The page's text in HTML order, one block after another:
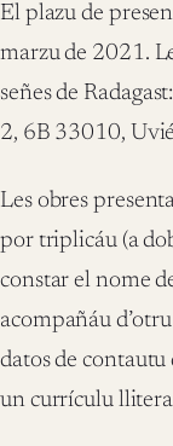
El plazu de
marzu de 2021.
señes de
2, 6B 33010,
Les obres
por triplicáu (a
constar el nome
acompañáu
datos de
un currículu